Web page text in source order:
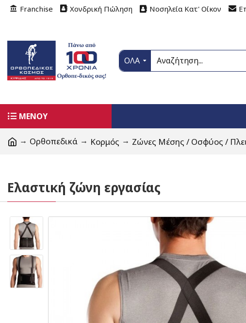
Franchise Χονδρική Πώληση Νοσηλεία Κατ' Οίκον
ΟΛΑ
ΜΕΝΟΥ
Ορθοπεδικά Κορμός Ζώνες Μέσης / Οσφύος /
Ελαστική ζώνη εργασίας